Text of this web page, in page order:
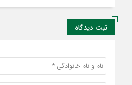
ثبت دیدگاه